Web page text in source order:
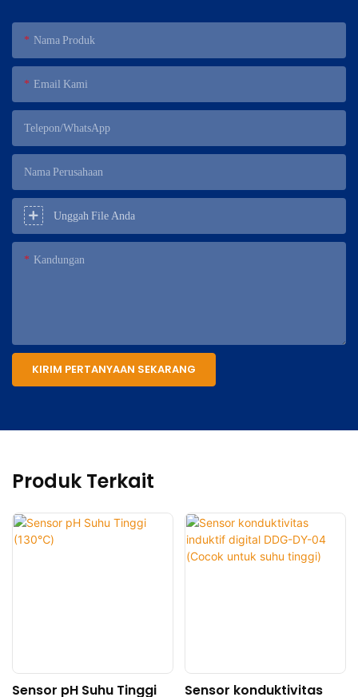
Nama Produk
Email Kami
Telepon/WhatsApp
Nama Perusahaan
Unggah File Anda
Kandungan
KIRIM PERTANYAAN SEKARANG
Produk Terkait
Sensor pH Suhu Tinggi Sensor konduktivitas